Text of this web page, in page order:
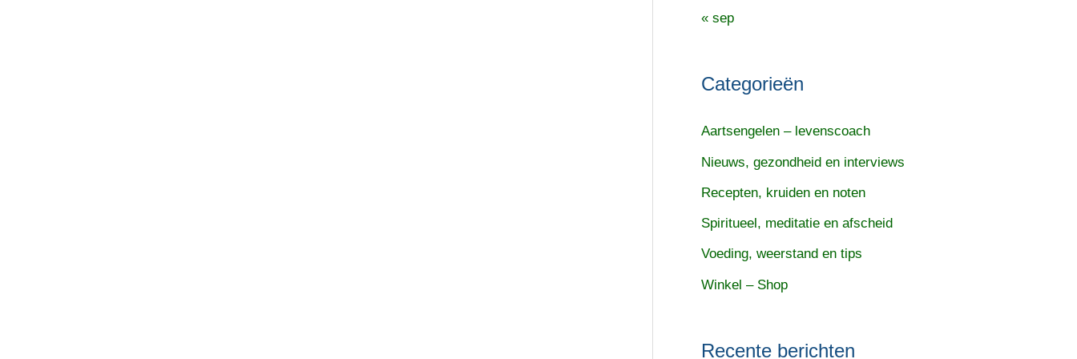
« sep
Categorieën
Aartsengelen – levenscoach
Nieuws, gezondheid en interviews
Recepten, kruiden en noten
Spiritueel, meditatie en afscheid
Voeding, weerstand en tips
Winkel – Shop
Recente berichten